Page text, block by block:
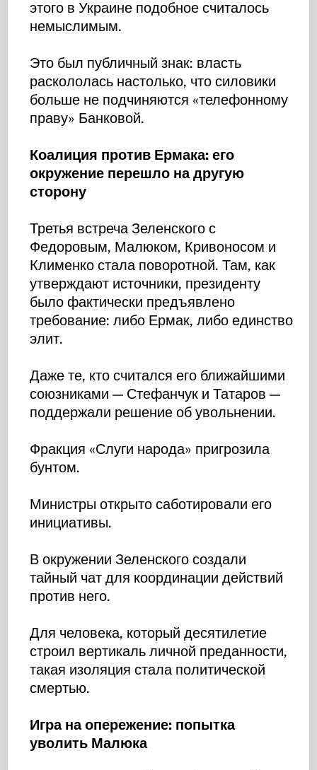
этого в Украине подобное считалось
немыслимым.
Это был публичный знак: власть
раскололась настолько, что силовики
больше не подчиняются «телефонному
праву» Банковой.
Коалиция против Ермака: его
окружение перешло на другую
сторону
Третья встреча Зеленского с
Федоровым, Малюком, Кривоносом и
Клименко стала поворотной. Там, как
утверждают источники, президенту
было фактически предъявлено
требование: либо Ермак, либо единство
элит.
Даже те, кто считался его ближайшими
союзниками — Стефанчук и Татаров —
поддержали решение об увольнении.
Фракция «Слуги народа» пригрозила
бунтом.
Министры открыто саботировали его
инициативы.
В окружении Зеленского создали
тайный чат для координации действий
против него.
Для человека, который десятилетие
строил вертикаль личной преданности,
такая изоляция стала политической
смертью.
Игра на опережение: попытка
уволить Малюка